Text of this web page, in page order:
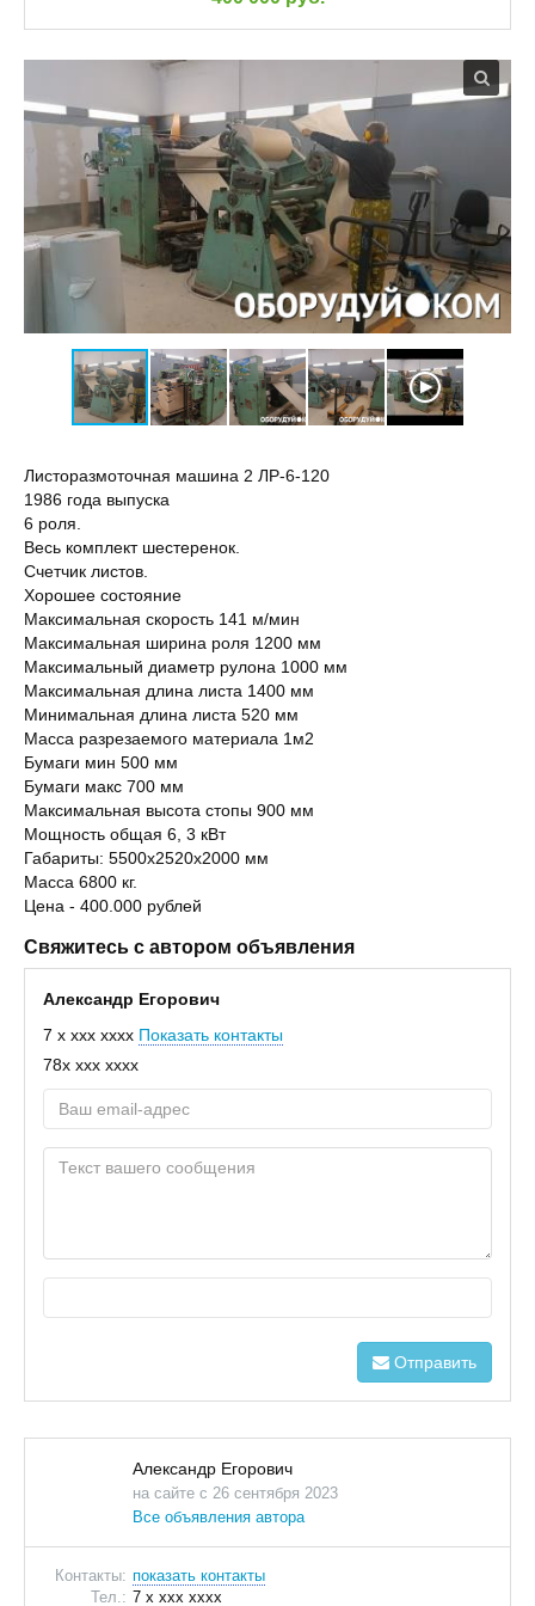
Листоразмоточная машина 2 ЛР-6-120
1986 года выпуска
6 роля.
Весь комплект шестеренок.
Счетчик листов.
Хорошее состояние
Максимальная скорость 141 м/мин
Максимальная ширина роля 1200 мм
Максимальный диаметр рулона 1000 мм
Максимальная длина листа 1400 мм
Минимальная длина листа 520 мм
Масса разрезаемого материала 1м2
Бумаги мин 500 мм
Бумаги макс 700 мм
Максимальная высота стопы 900 мм
Мощность общая 6, 3 кВт
Габариты: 5500х2520х2000 мм
Масса 6800 кг.
Цена - 400.000 рублей
Свяжитесь с автором объявления
Александр Егорович
7 x xxx xxxx Показать контакты
78x xxx xxxx
Отправить
Александр Егорович
на сайте с 26 сентября 2023
Все объявления автора
Контакты: показать контакты
Тел.: 7 x xxx xxxx